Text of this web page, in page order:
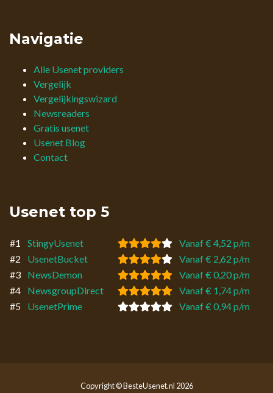
Navigatie
Alle Usenet providers
Vergelijk
Vergelijkingswizard
Newsreaders
Gratis usenet
Usenet Blog
Contact
Usenet top 5
#1 StingyUsenet
Vanaf € 4,52 p/m
#2
UsenetBucket
Vanaf € 2,62 p/m
#3
NewsDemon
Vanaf € 0,20 p/m
#4
NewsgroupDirect
Vanaf € 1,74 p/m
#5
UsenetPrime Vanaf € 0,94 p/m
Copyright © BesteUsenet.nl 2026